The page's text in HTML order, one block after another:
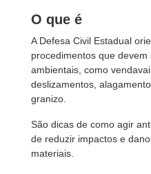
O que é
A Defesa Civil Estadual
procedimentos que
ambientais, como
deslizamentos,
granizo.
São dicas de como agir
de reduzir impactos e
materiais.